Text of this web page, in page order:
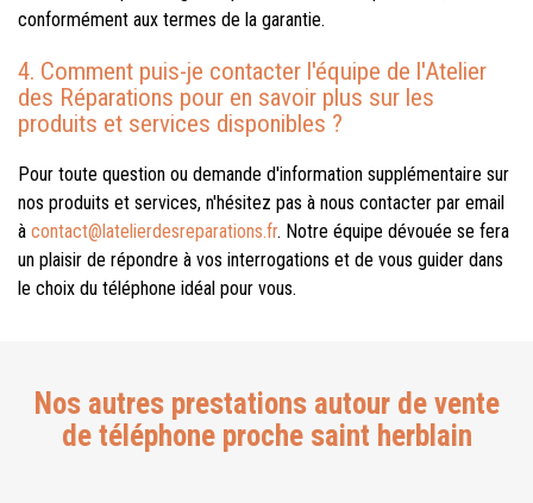
conformément aux termes de la garantie.
4. Comment puis-je contacter l'équipe de l'Atelier
des Réparations pour en savoir plus sur les
produits et services disponibles ?
Pour toute question ou demande d'information supplémentaire sur
nos produits et services, n'hésitez pas à nous contacter par email
à contact@latelierdesreparations.fr. Notre équipe dévouée se fera
un plaisir de répondre à vos interrogations et de vous guider dans
le choix du téléphone idéal pour vous.
Nos autres prestations autour de vente
de téléphone proche saint herblain